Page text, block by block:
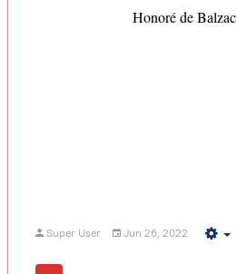
Honoré de Balzac
Super User Jun 26, 2022